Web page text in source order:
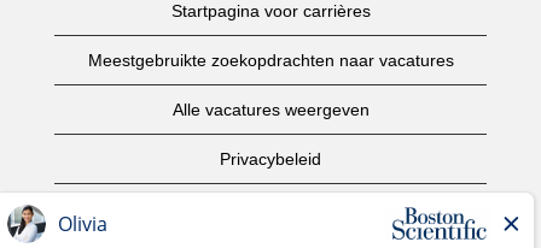
Startpagina voor carrières
Meestgebruikte zoekopdrachten naar vacatures
Alle vacatures weergeven
Privacybeleid